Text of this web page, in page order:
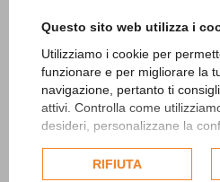
Questo sito web utilizza i
Utilizziamo i cookie per
funzionare e per migliorare la
navigazione, pertanto ti
attivi. Controlla come
desideri, personalizzane la
esclusivamente previa
RIFIUTA